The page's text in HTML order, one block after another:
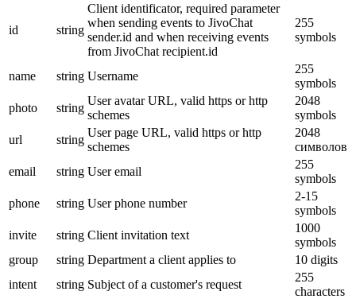
id string
Client identificator, required parameter
when sending events to JivoChat
sender.id and when receiving events
from JivoChat recipient.id
255
symbols
name string Username
255
symbols
photo
string
User avatar URL, valid https or http
schemes
2048
symbols
url
string
User page URL, valid https or http
schemes
2048
символов
email
string User email
255
symbols
phone
string User phone number
2-15
symbols
invite
string Client invitation text
1000
symbols
group
string Department a client applies to
10 digits
intent
string Subject of a customer's request
255
characters